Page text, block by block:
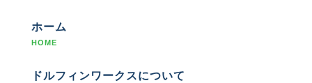
ホーム
HOME
ドルフィンワークスについて